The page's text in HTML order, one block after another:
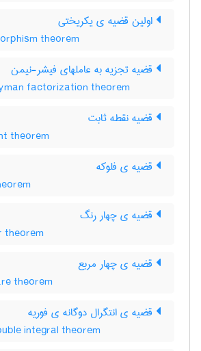
اولین قضیه ی یکریختی
theorem
قضیه تجزیه به عاملهای فیشر-نیمن
factorization theorem
قضیه نقطه ثابت
theorem
قضیه ی فلوکه
قضیه ی چهار رنگ
theorem
قضیه ی چهار مربع
theorem
قضیه ی انتگرال دوگانه ی فوریه
integral theorem